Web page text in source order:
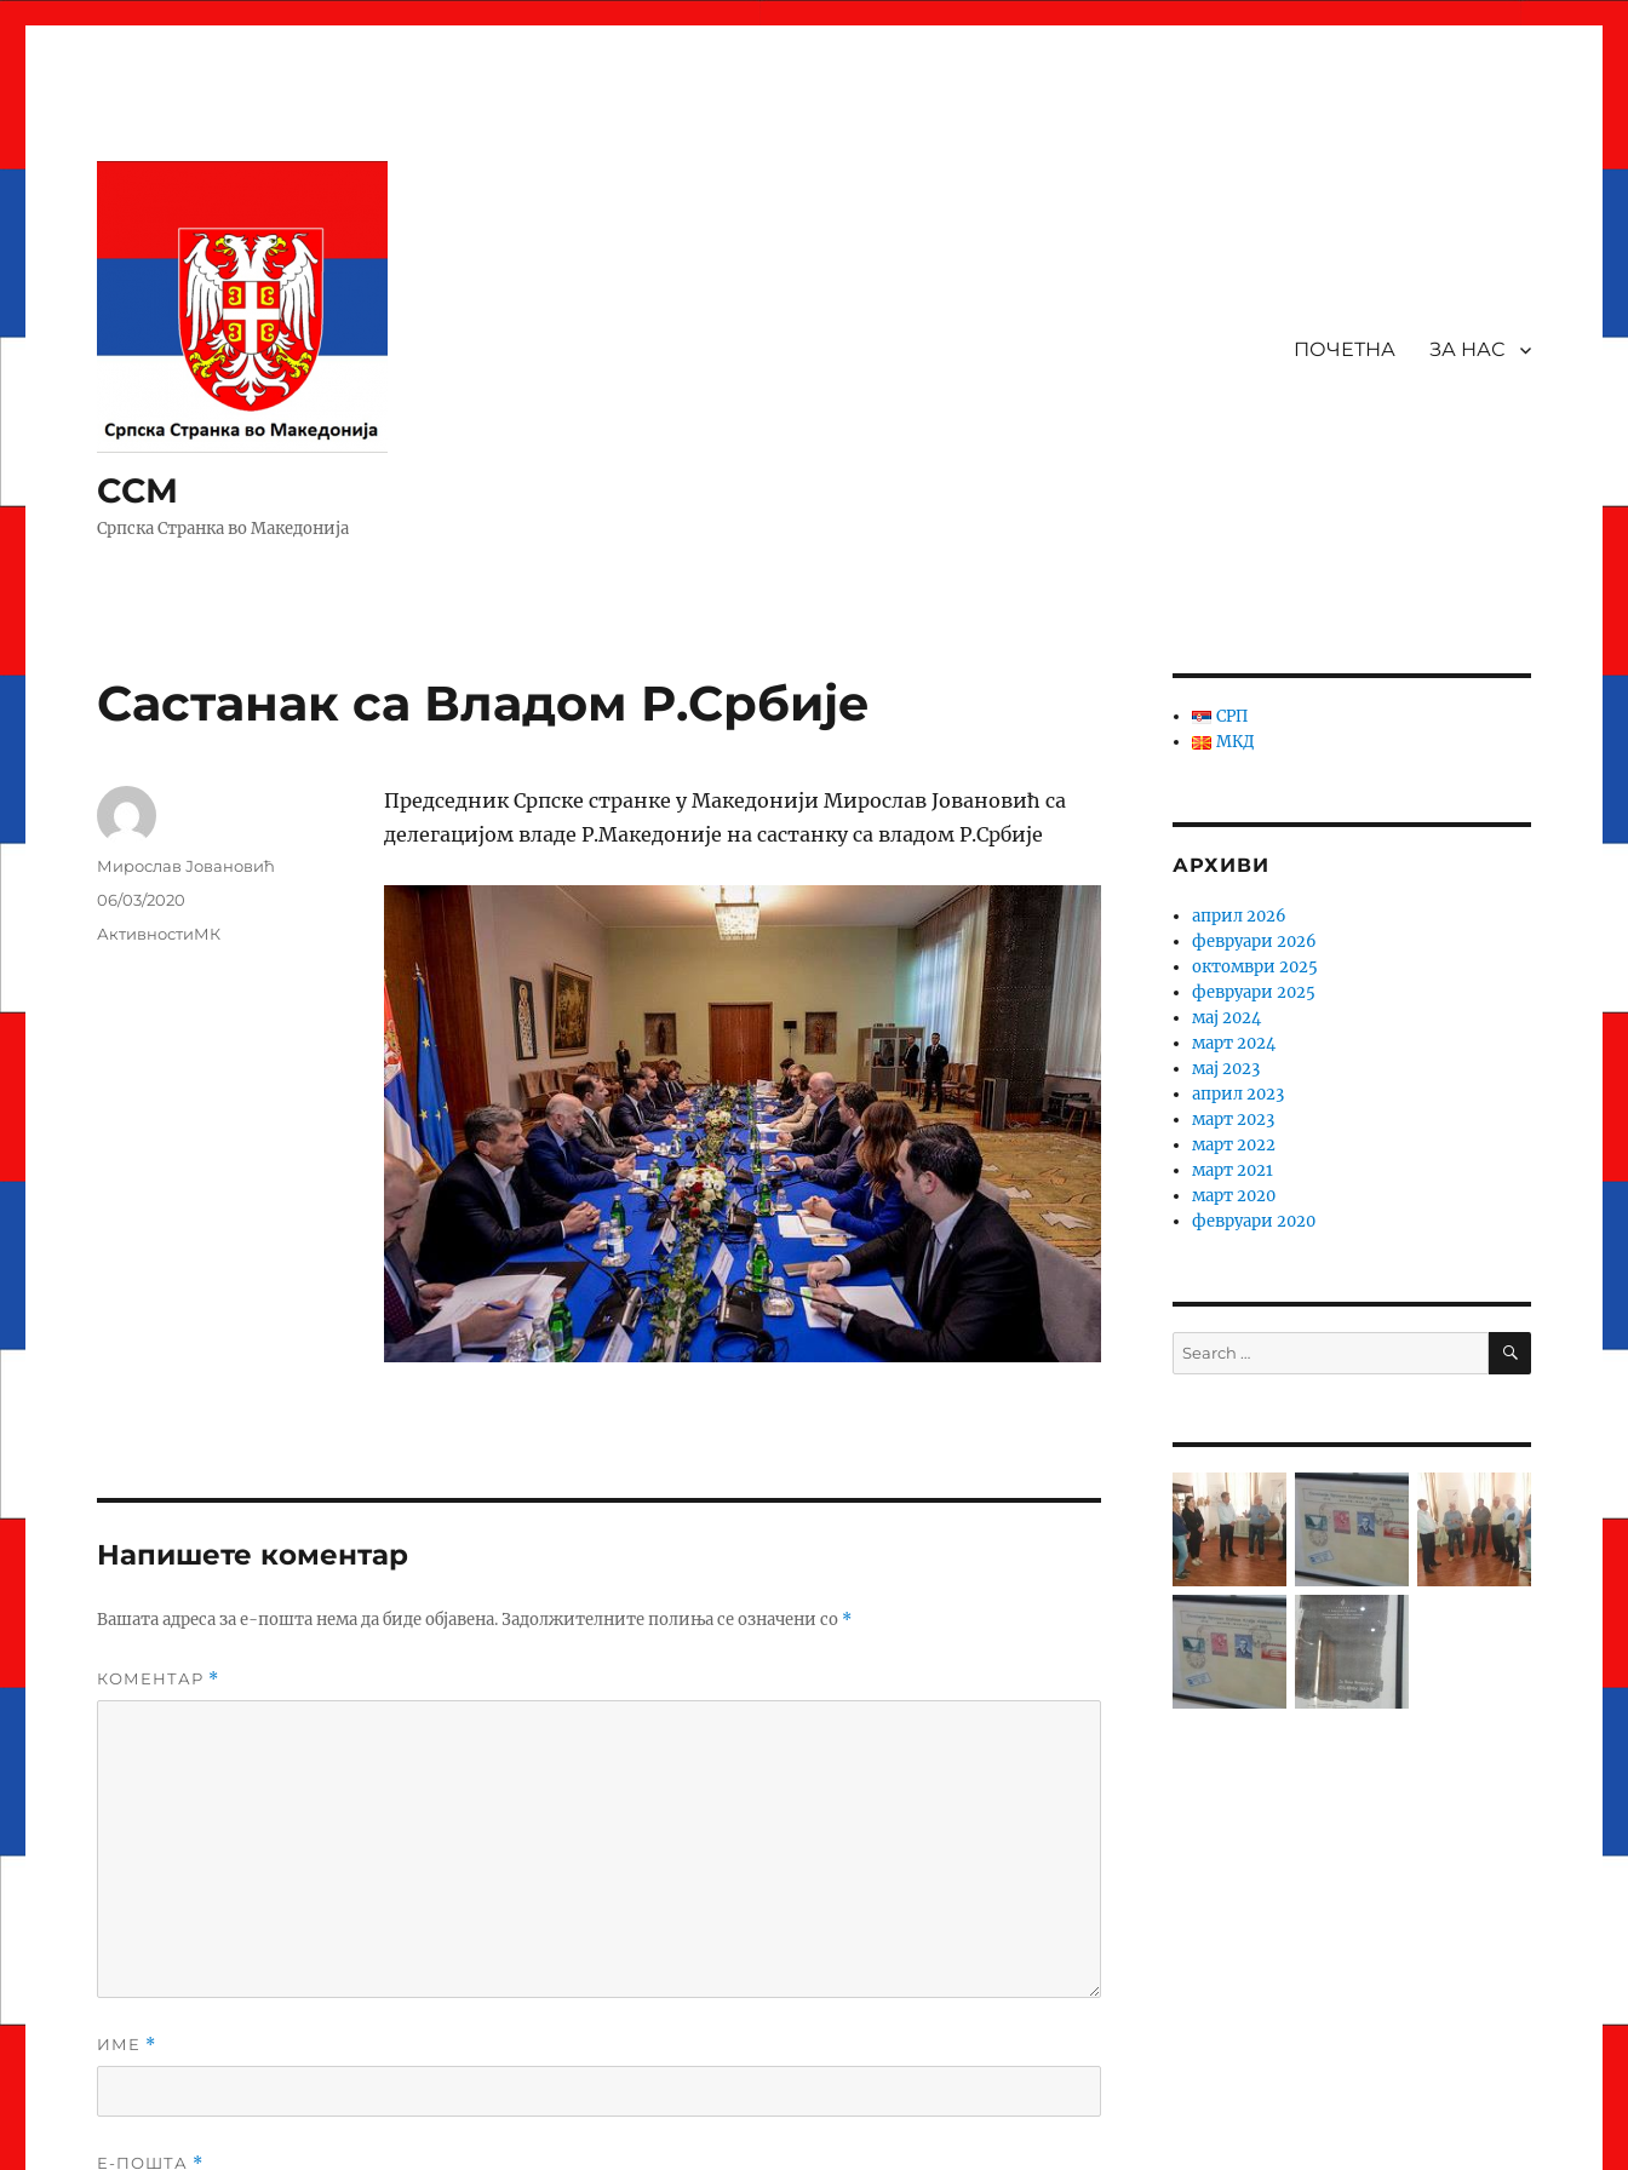
ССМ
Српска Странка во Македонија
ПОЧЕТНА ЗА НАС
Састанак са Владом Р.Србије
Председник Српске странке у Македонији Мирослав Јовановић са
делегацијом владе Р.Македоније на састанку са владом Р.Србије
Author
Мирослав Јовановић
Posted
06/03/2020
Categories
АктивностиМК
Напишете коментар
Вашата адреса за е-пошта нема да биде објавена. Задолжителните полиња се означени со *
КОМЕНТАР *
ИМЕ *
Е-ПОШТА *
СРП
МКД
АРХИВИ
април 2026
февруари 2026
октомври 2025
февруари 2025
мај 2024
март 2024
мај 2023
април 2023
март 2023
март 2022
март 2021
март 2020
февруари 2020
Search
for:
SEARCH